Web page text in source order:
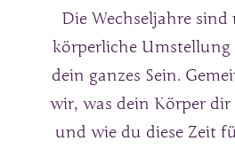
Die Wechseljahre sind
körperliche Umstellung
dein ganzes Sein.
wir, was dein Körper dir
und wie du diese Zeit